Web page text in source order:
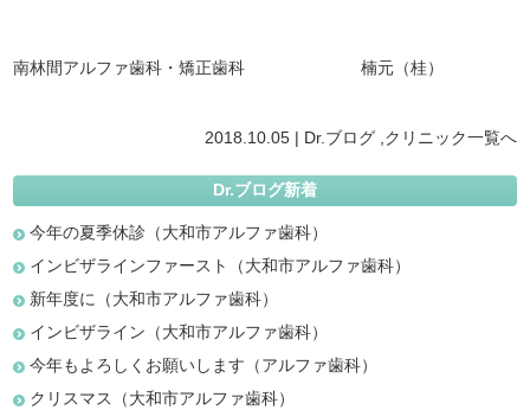
南林間アルファ歯科・矯正歯科 楠元（桂）
2018.10.05 | Dr.ブログ, クリニック一覧へ
Dr.ブログ新着
今年の夏季休診（大和市アルファ歯科）
インビザラインファースト（大和市アルファ歯科）
新年度に（大和市アルファ歯科）
インビザライン（大和市アルファ歯科）
今年もよろしくお願いします（アルファ歯科）
クリスマス（大和市アルファ歯科）